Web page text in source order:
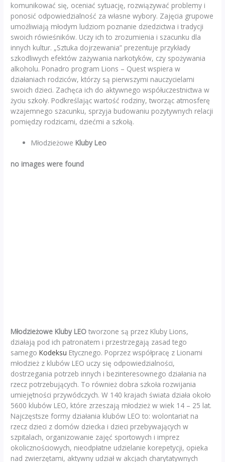
komunikować się, oceniać sytuację, rozwiązywać problemy i
ponosić odpowiedzialność za własne wybory. Zajęcia grupowe
umożliwiają młodym ludziom poznanie dziedzictwa i tradycji
swoich rówieśników. Uczy ich to zrozumienia i szacunku dla
innych kultur. „Sztuka dojrzewania” prezentuje przykłady
szkodliwych efektów zażywania narkotyków, czy spożywania
alkoholu. Ponadro program Lions – Quest wspiera w
działaniach rodziców, którzy są pierwszymi nauczycielami
swoich dzieci. Zachęca ich do aktywnego współuczestnictwa w
życiu szkoły. Podkreślając wartość rodziny, tworząc atmosferę
wzajemnego szacunku, sprzyja budowaniu pozytywnych relacji
pomiędzy rodzicami, dziećmi a szkołą.
Młodzieżowe Kluby Leo
no images were found
Młodzieżowe Kluby LEO tworzone są przez Kluby Lions,
działają pod ich patronatem i przestrzegają zasad tego
samegoKodeksu Etycznego. Poprzez współpracę z Lionami
młodzież z klubów LEO uczy się odpowiedzialności,
dostrzegania potrzeb innych i bezinteresownego działania na
rzecz potrzebujących. To również dobra szkoła rozwijania
umiejętności przywódczych. W 140 krajach świata działa około
5600 klubów LEO, które zrzeszają młodzież w wiek 14 – 25 lat.
Najczęstsze formy działania klubów LEO to: wolontariat na
rzecz dzieci z domów dziecka i dzieci przebywających w
szpitalach, organizowanie zajęć sportowych i imprez
okolicznościowych, nieodpłatne udzielanie korepetycji, opieka
nad zwierzętami, aktywny udział w akcjach charytatywnych